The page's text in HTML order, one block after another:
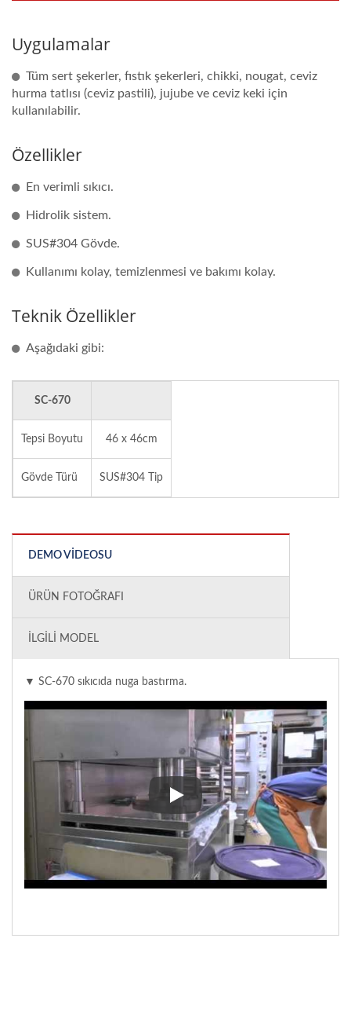
Uygulamalar
Tüm sert şekerler, fıstık şekerleri, chikki, nougat, ceviz
hurma tatlısı (ceviz pastili), jujube ve ceviz keki için
kullanılabilir.
Özellikler
En verimli sıkıcı.
Hidrolik sistem.
SUS#304 Gövde.
Kullanımı kolay, temizlenmesi ve bakımı kolay.
Teknik Özellikler
Aşağıdaki gibi:
SC-670
Tepsi Boyutu 46 x 46cm
Gövde Türü SUS#304 Tip
DEMO VIDEOSU
ÜRÜN FOTOĞRAFI
İLGILI MODEL
▼ SC-670 sıkıcıda nuga bastırma.
▼ SC-670 sıkıcıda nuga